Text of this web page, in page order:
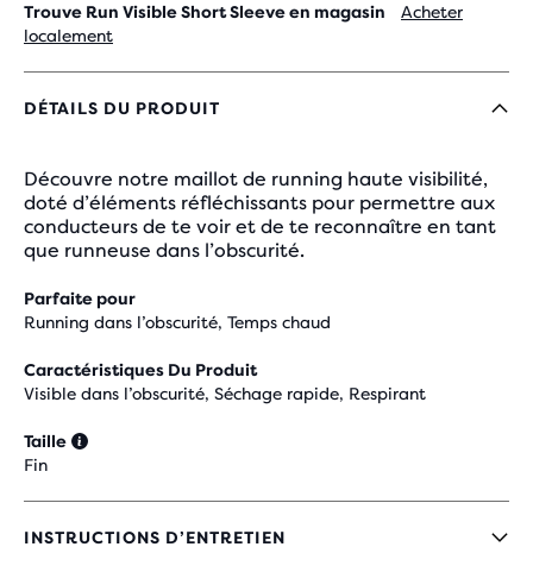
Trouve Run Visible Short Sleeve en magasin
Acheter
localement
DÉTAILS DU PRODUIT
Découvre notre maillot de running haute visibilité,
doté d’éléments réfléchissants pour permettre aux
conducteurs de te voir et de te reconnaître en tant
que runneuse dans l’obscurité.
Parfaite pour
Running dans l’obscurité, Temps chaud
Caractéristiques Du Produit
Visible dans l’obscurité, Séchage rapide, Respirant
Taille
Fin
INSTRUCTIONS D’ENTRETIEN